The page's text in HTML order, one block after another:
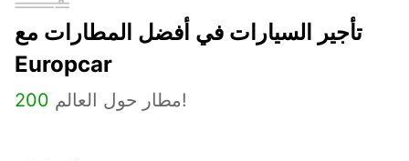
تأجير السيارات في أفضل المطارات مع
Europcar
200 مطار حول العالم!